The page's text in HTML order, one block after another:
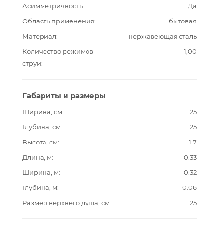
Асимметричность
Да
Область применения
бытовая
Материал
нержавеющая сталь
Количество режимов
струи
1,00
Габариты и размеры
Ширина, см
25
Глубина, см
25
Высота, см
1.7
Длина, м
0.33
Ширина, м
0.32
Глубина, м
0.06
Размер верхнего душа, см
25